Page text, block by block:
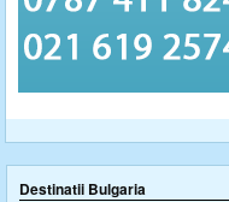
Destinatii Bulgaria